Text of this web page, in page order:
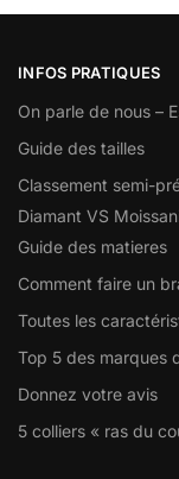
INFOS PRATIQUES
On parle de nous –
Guide des tailles
Classement semi-
Diamant VS
Guide des matieres
Comment faire un
Toutes les
Top 5 des marques
Donnez votre avis
5 colliers « ras du